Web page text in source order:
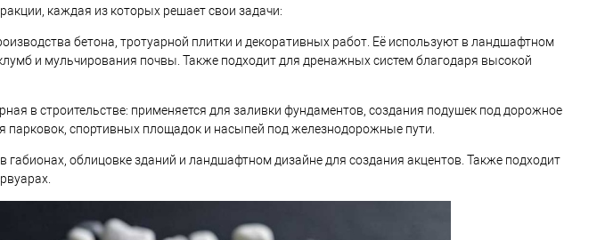
каждая из которых решает свои задачи:
бетона, тротуарной плитки и декоративных работ. Её используют в ландшафтном
и мульчирования почвы. Также подходит для дренажных систем благодаря высокой
в строительстве: применяется для заливки фундаментов, создания подушек под дорожное
парковок, спортивных площадок и насыпей под железнодорожные пути.
облицовке зданий и ландшафтном дизайне для создания акцентов. Также подходит